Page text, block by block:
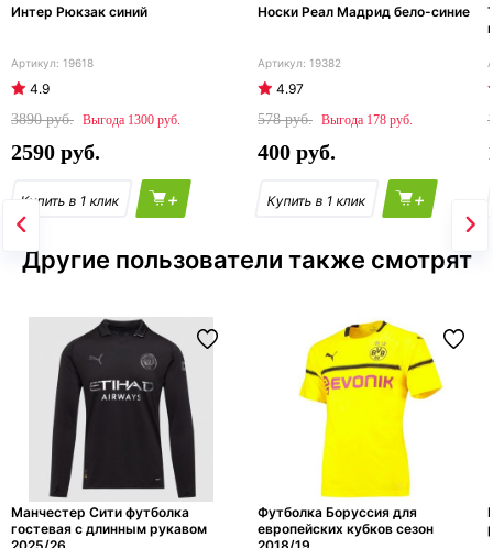
Интер Рюкзак синий
19618
4.9
3890
1300
2590
+
Носки Реал Мадрид бело-синие
19382
4.97
578
178
400
+
Другие пользователи также смотрят
Манчестер Сити футболка
гостевая с длинным рукавом
Футболка Боруссия для
европейских кубков сезон